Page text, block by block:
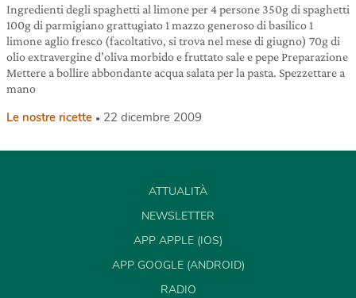
Ingredienti degli spaghetti al limone per 4 persone 350g di spaghetti
100g di parmigiano grattugiato 1 mazzo generoso di basilico 1
limone aglio fresco (facoltativo, si trova nel mese di giugno) 70g di
olio extravergine d’oliva morbido e fruttato sale e pepe Preparazione
Mettere a bollire abbondante acqua salata per la pasta. Spezzettare a
mano
Le nostre ricette 22 dicembre 2009
ATTUALITÀ
NEWSLETTER
APP APPLE (IOS)
APP GOOGLE (ANDROID)
RADIO